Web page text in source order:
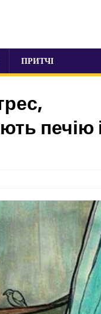
ПРИТЧІ
печію